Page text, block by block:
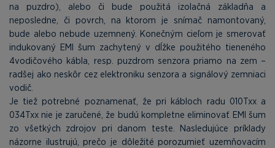
na puzdro), alebo či bude použitá izolačná základňa a
neposledne, či povrch, na ktorom je snímač namontovaný,
bude alebo nebude uzemnený. Konečným cieľom je smerovať
indukovaný EMI šum zachytený v dĺžke použitého tieneného
4vodičového kábla, resp. puzdrom senzora priamo na zem –
radšej ako neskôr cez elektroniku senzora a signálový zemniaci
vodič.
Je tiež potrebné poznamenať, že pri kábloch radu 010Txx a
034Txx nie je zaručené, že budú kompletne eliminovať EMI šum
zo všetkých zdrojov pri danom teste. Nasledujúce príklady
názorne ilustrujú, prečo je dôležité porozumieť uzemňovacím